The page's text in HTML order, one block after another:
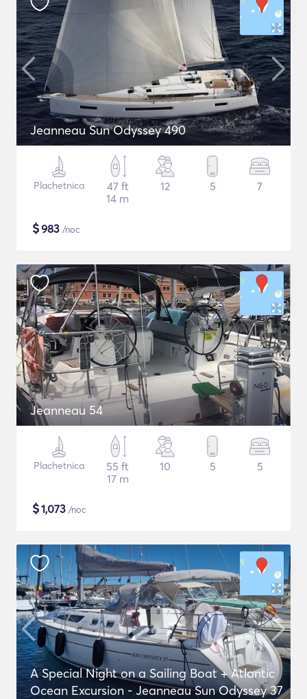
Jeanneau Sun Odyssey 490
Plachetnica
47 ft
14 m
12 5 7
$983 /noc
Jeanneau 54
Plachetnica
55 ft
17 m
10 5 5
$1,073 /noc
A Special Night on a Sailing Boat + Atlantic
Ocean Excursion - Jeanneau Sun Odyssey 37